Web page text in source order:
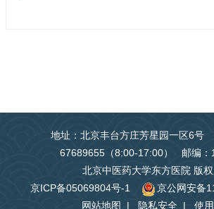
地址：北京丰台方庄芳星园一区6号
67689655（8:00-17:00） 邮编
北京中医药大学东方医院 版
京ICP备05069804号-1
京公网安备
网站地图
| 隐私安全 | 使